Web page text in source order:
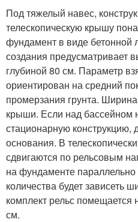
Под тяжелый навес,
телескопическую крышу
фундамент в виде бетонной
создания предусматривает
глубиной 80 см. Параметр
ориентирован на средний
промерзания грунта.
крыши. Если над бассейном
стационарную
основания. В
сдвигаются по рельсовым
на фундаменте параллельно
количества будет зависеть
комплект рельс
см.